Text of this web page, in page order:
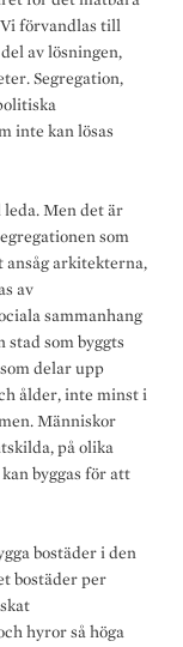
förvandlas till
av lösningen,
Segregation,
inte kan lösas
Men det är
som
arkitekterna,
av
sammanhang
som byggts
delar upp
ålder, inte minst i
Människor
på olika
byggas för att
bostäder i den
bostäder per
hyror så höga